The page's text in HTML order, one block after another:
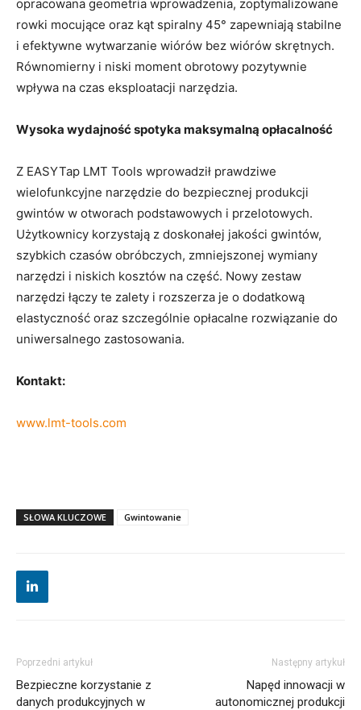
opracowana geometria wprowadzenia, zoptymalizowane
rowki mocujące oraz kąt spiralny 45° zapewniają stabilne
i efektywne wytwarzanie wiórów bez wiórów skrętnych.
Równomierny i niski moment obrotowy pozytywnie
wpływa na czas eksploatacji narzędzia.
Wysoka wydajność spotyka maksymalną opłacalność
Z EASYTap LMT Tools wprowadził prawdziwe
wielofunkcyjne narzędzie do bezpiecznej produkcji
gwintów w otworach podstawowych i przelotowych.
Użytkownicy korzystają z doskonałej jakości gwintów,
szybkich czasów obróbczych, zmniejszonej wymiany
narzędzi i niskich kosztów na część. Nowy zestaw
narzędzi łączy te zalety i rozszerza je o dodatkową
elastyczność oraz szczególnie opłacalne rozwiązanie do
uniwersalnego zastosowania.
Kontakt:
www.lmt-tools.com
SŁOWA KLUCZOWE Gwintowanie
Poprzedni artykuł
Bezpieczne korzystanie z
danych produkcyjnych w
Następny artykuł
Napęd innowacji w
autonomicznej produkcji